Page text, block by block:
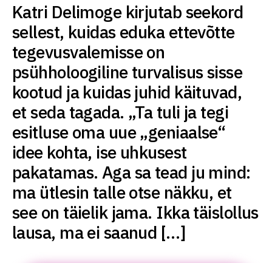
Katri Delimoge kirjutab seekord
sellest, kuidas eduka ettevõtte
tegevusvalemisse on
psühholoogiline turvalisus sisse
kootud ja kuidas juhid käituvad,
et seda tagada. „Ta tuli ja tegi
esitluse oma uue „geniaalse“
idee kohta, ise uhkusest
pakatamas. Aga sa tead ju mind:
ma ütlesin talle otse näkku, et
see on täielik jama. Ikka täislollus
lausa, ma ei saanud […]